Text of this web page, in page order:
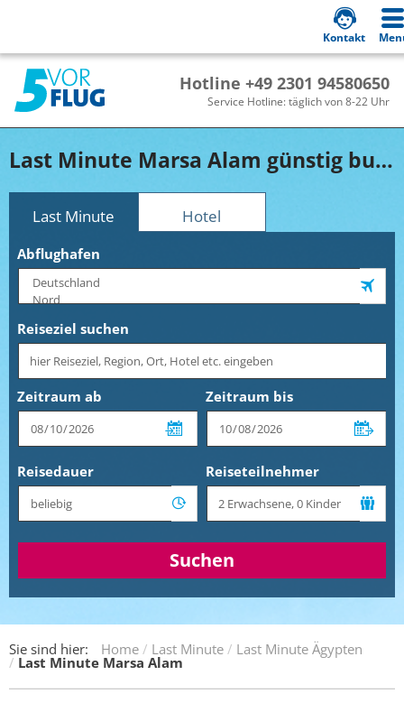
Hotline +49 2301 94580650
Service Hotline: täglich von 8-22 Uhr
Kontakt
Last Minute Marsa Alam günstig buchen!
Last Minute Hotel
Abflughafen
Reiseziel suchen
Zeitraum ab Zeitraum bis
Reisedauer Reiseteilnehmer
Suchen
Sie sind hier: Home Last Minute Last Minute Ägypten
Last Minute Marsa Alam